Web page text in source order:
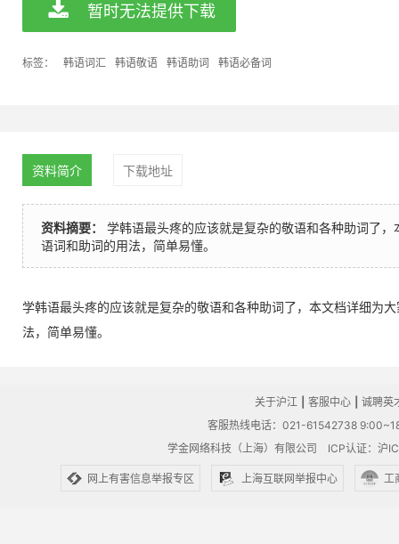
暂时无法提供下载
标签： 韩语词汇 韩语敬语 韩语助词 韩语必备词
资料简介 下载地址
资料摘要：
学韩语最头疼的应该就是复杂的敬语和各种助词了
语词和助词的用法，简单易懂。
学韩语最头疼的应该就是复杂的敬语和各种助词了，本文档详细为
法，简单易懂。
关于沪江 客服中心
诚聘英
客服热线电话：021-61542738
学金网络科技（上海）有限公司 ICP认证：沪
网上有害信息举报专区 上海互联网举报中心 工